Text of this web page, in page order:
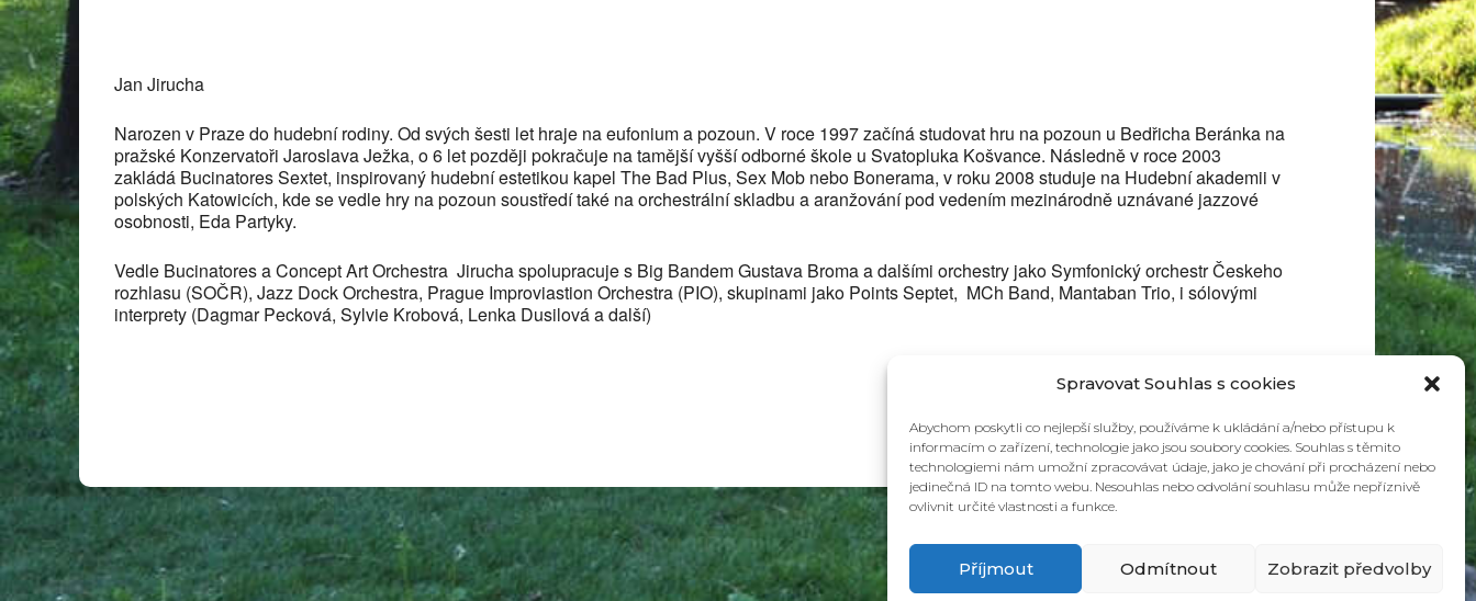
Spravovat Souhlas s cookies
Abychom poskytli co nejlepší služby, používáme k ukládání a/nebo přístupu k
informacím o zařízení, technologie jako jsou soubory cookies. Souhlas s těmito
technologiemi nám umožní zpracovávat údaje, jako je chování při procházení nebo
jedinečná ID na tomto webu. Nesouhlas nebo odvolání souhlasu může nepříznivě
ovlivnit určité vlastnosti a funkce.
Příjmout Odmítnout Zobrazit předvolby
Jan Jirucha
Narozen v Praze do hudební rodiny. Od svých šesti let hraje na eufonium a pozoun. V roce 1997 začíná studovat hru na pozoun u Bedřicha Beránka na
pražské Konzervatoři Jaroslava Ježka, o 6 let později pokračuje na tamější vyšší odborné škole u Svatopluka Košvance. Následně v roce2003
zakládá Bucinatores Sextet, inspirovaný hudební estetikou kapel The Bad Plus, Sex Mob nebo Bonerama, v roku 2008 studuje na Hudební akademii v
polských Katowicích, kde se vedle hry na pozoun soustředí také na orchestrální skladbu a aranžování pod vedením mezinárodně uznávané jazzové
osobnosti, Eda Partyky.
Vedle Bucinatores a Concept Art Orchestra Jirucha spolupracuje s Big Bandem Gustava Broma a dalšími orchestry jako Symfonický orchestr Českeho
rozhlasu (SOČR), Jazz Dock Orchestra, Prague Improviastion Orchestra (PIO), skupinami jako Points Septet, MCh Band, Mantaban Trio, i sólovými
interprety (Dagmar Pecková, Sylvie Krobová, Lenka Dusilová a další)